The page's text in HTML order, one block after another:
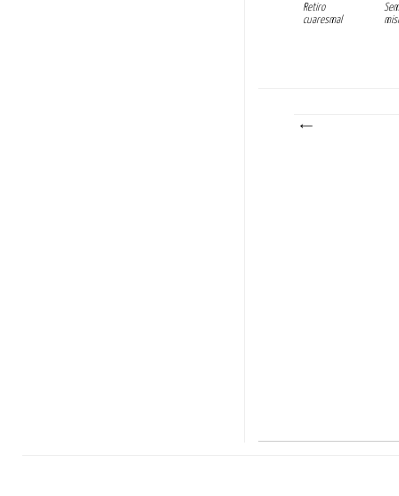
Retiro
cuaresmal